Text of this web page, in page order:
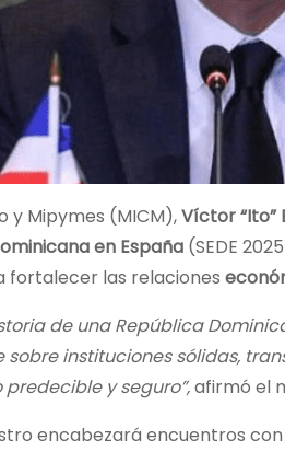
y Mipymes (MICM),Víctor “Ito”
en España (SEDE
fortalecer las relaciones
de una República
sobre instituciones sólidas,
y seguro”,afirmó el
encabezará encuentros